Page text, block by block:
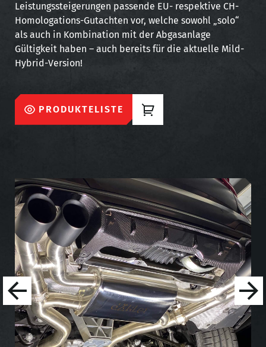
Leistungssteigerungen passende EU- respektive CH-
Homologations-Gutachten vor, welche sowohl „solo“
als auch in Kombination mit der Abgasanlage
Gültigkeit haben – auch bereits für die aktuelle Mild-
Hybrid-Version!
PRODUKTELISTE